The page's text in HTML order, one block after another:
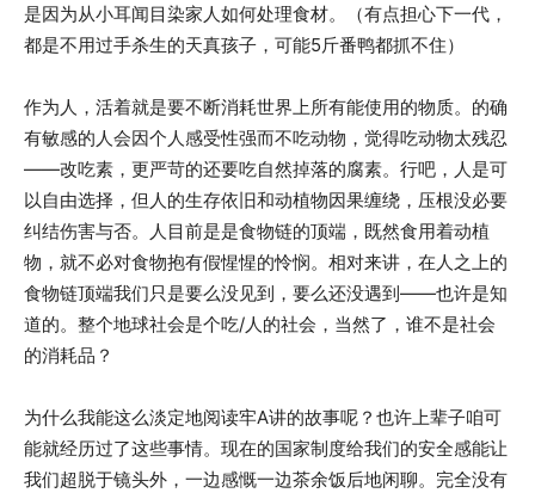
是因为从小耳闻目染家人如何处理食材。（有点担心下一代，
都是不用过手杀生的天真孩子，可能5斤番鸭都抓不住）
作为人，活着就是要不断消耗世界上所有能使用的物质。的确
有敏感的人会因个人感受性强而不吃动物，觉得吃动物太残忍
——改吃素，更严苛的还要吃自然掉落的腐素。行吧，人是可
以自由选择，但人的生存依旧和动植物因果缠绕，压根没必要
纠结伤害与否。人目前是是食物链的顶端，既然食用着动植
物，就不必对食物抱有假惺惺的怜悯。相对来讲，在人之上的
食物链顶端我们只是要么没见到，要么还没遇到——也许是知
道的。整个地球社会是个吃/人的社会，当然了，谁不是社会
的消耗品？
为什么我能这么淡定地阅读牢A讲的故事呢？也许上辈子咱可
能就经历过了这些事情。现在的国家制度给我们的安全感能让
我们超脱于镜头外，一边感慨一边茶余饭后地闲聊。完全没有